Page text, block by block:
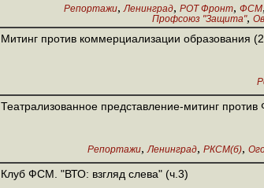
Репортажи, Ленинград, РОТ Фронт, ФСМ,
Профсоюз "Защита",
Митинг против коммерциализации образования
Театрализованное представление-митинг
Репортажи, Ленинград, РКСМ(б),
Клуб ФСМ. "ВТО: взгляд слева" (ч.3)